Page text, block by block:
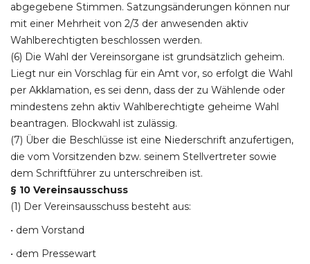
abgegebene Stimmen. Satzungsänderungen können nur
mit einer Mehrheit von 2/3 der anwesenden aktiv
Wahlberechtigten beschlossen werden.
(6) Die Wahl der Vereinsorgane ist grundsätzlich geheim.
Liegt nur ein Vorschlag für ein Amt vor, so erfolgt die Wahl
per Akklamation, es sei denn, dass der zu Wählende oder
mindestens zehn aktiv Wahlberechtigte geheime Wahl
beantragen. Blockwahl ist zulässig.
(7) Über die Beschlüsse ist eine Niederschrift anzufertigen,
die vom Vorsitzenden bzw. seinem Stellvertreter sowie
dem Schriftführer zu unterschreiben ist.
§ 10 Vereinsausschuss
(1) Der Vereinsausschuss besteht aus:
• dem Vorstand
• dem Pressewart